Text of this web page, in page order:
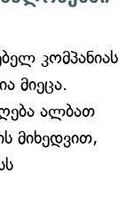
კომპანიას
მიეცა.
ალბათ
მიხედვით,